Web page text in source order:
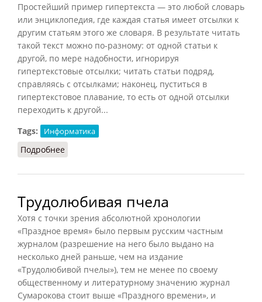
Простейший пример гипертекста — это любой словарь
или энциклопедия, где каждая статья имеет отсылки к
другим статьям этого же словаря. В результате читать
такой текст можно по-разному: от одной статьи к
другой, по мере надобности, игнорируя
гипертекстовые отсылки; читать статьи подряд,
справляясь с отсылками; наконец, пуститься в
гипертекстовое плавание, то есть от одной отсылки
переходить к другой...
Tags:
Информатика
Подробнее
Трудолюбивая пчела
Хотя с точки зрения абсолютной хронологии
«Праздное время» было первым русским частным
журналом (разрешение на него было выдано на
несколько дней раньше, чем на издание
«Трудолюбивой пчелы»), тем не менее по своему
общественному и литературному значению журнал
Сумарокова стоит выше «Праздного времени», и